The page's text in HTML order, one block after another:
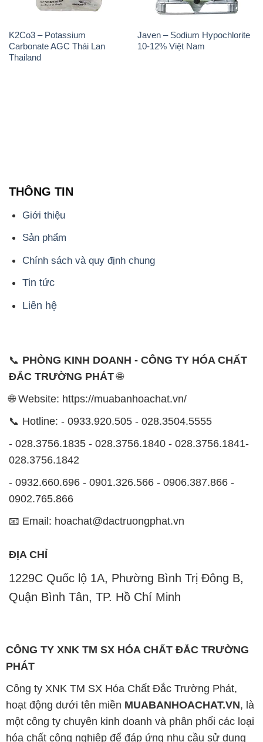
K2Co3 – Potassium
Carbonate AGC Thái Lan
Thailand
Javen – Sodium Hypochlorite
10-12% Việt Nam
THÔNG TIN
Giới thiệu
Sản phẩm
Chính sách và quy định chung
Tin tức
Liên hệ
📞 PHÒNG KINH DOANH - CÔNG TY HÓA CHẤT
ĐẮC TRƯỜNG PHÁT🌐
🌐 Website: https://muabanhoachat.vn/
📞 Hotline: - 0933.920.505 - 028.3504.5555
- 028.3756.1835 - 028.3756.1840 - 028.3756.1841-
028.3756.1842
- 0932.660.696 - 0901.326.566 - 0906.387.866 -
0902.765.866
📧 Email: hoachat@dactruongphat.vn
ĐỊA CHỈ
1229C Quốc lộ 1A, Phường Bình Trị Đông B,
Quận Bình Tân, TP. Hồ Chí Minh
CÔNG TY XNK TM SX HÓA CHẤT ĐẮC TRƯỜNG
PHÁT
Công ty XNK TM SX Hóa Chất Đắc Trường Phát,
hoạt động dưới tên miền MUABANHOACHAT.VN, là
một công ty chuyên kinh doanh và phân phối các loại
hóa chất công nghiệp để đáp ứng nhu cầu sử dụng